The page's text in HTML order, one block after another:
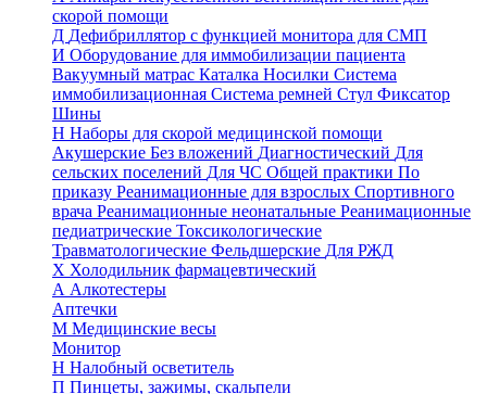
скорой помощи
Д Дефибриллятор с функцией монитора для СМП
И Оборудование для иммобилизации пациента
Вакуумный матрас Каталка Носилки Система
иммобилизационная Система ремней Стул Фиксатор
Шины
Н Наборы для скорой медицинской помощи
Акушерские Без вложений Диагностический Для
сельских поселений Для ЧС Общей практики По
приказу Реанимационные для взрослых Спортивного
врача Реанимационные неонатальные Реанимационные
педиатрические Токсикологические
Травматологические Фельдшерские Для РЖД
Х Холодильник фармацевтический
А Алкотестеры
Аптечки
М Медицинские весы
Монитор
Н Налобный осветитель
П Пинцеты, зажимы, скальпели